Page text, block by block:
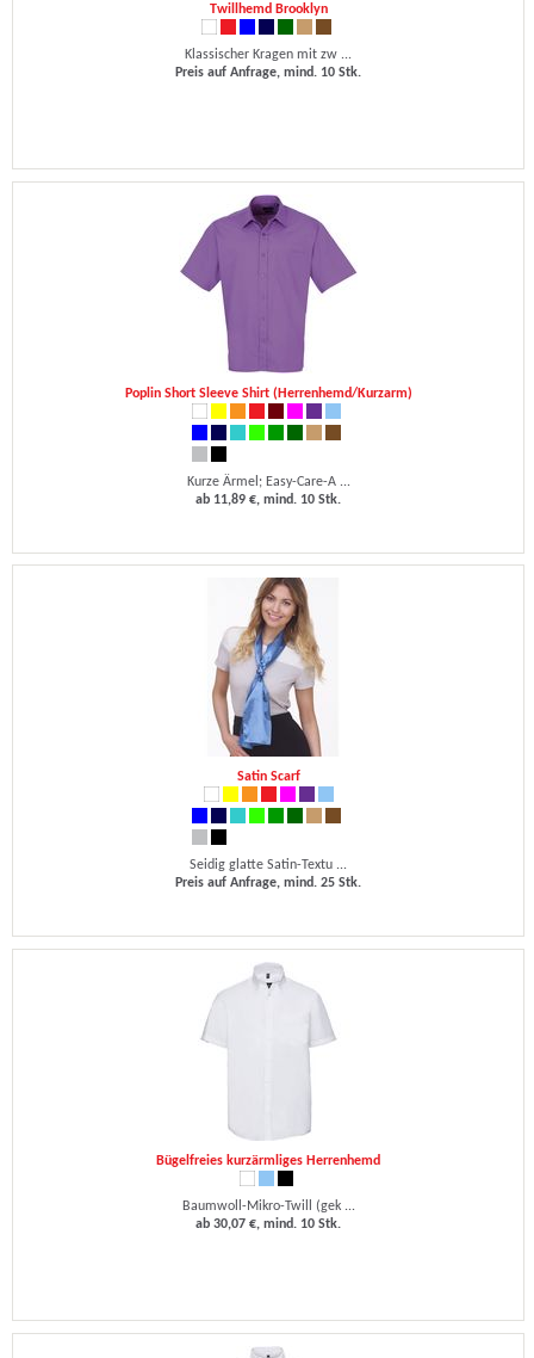
Twillhemd Brooklyn
Klassischer Kragen mit zw ...
Preis auf Anfrage, mind. 10 Stk.
Poplin Short Sleeve Shirt (Herrenhemd/Kurzarm)
Kurze Ärmel; Easy-Care-A ...
ab 11,89 €, mind. 10 Stk.
Satin Scarf
Seidig glatte Satin-Textu ...
Preis auf Anfrage, mind. 25 Stk.
Bügelfreies kurzärmliges Herrenhemd
Baumwoll-Mikro-Twill (gek ...
ab 30,07 €, mind. 10 Stk.